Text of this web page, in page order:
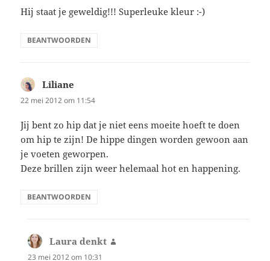
Hij staat je geweldig!!! Superleuke kleur :-)
BEANTWOORDEN
Liliane
22 mei 2012 om 11:54
Jij bent zo hip dat je niet eens moeite hoeft te doen
om hip te zijn! De hippe dingen worden gewoon aan
je voeten geworpen.
Deze brillen zijn weer helemaal hot en happening.
BEANTWOORDEN
Laura denkt
23 mei 2012 om 10:31